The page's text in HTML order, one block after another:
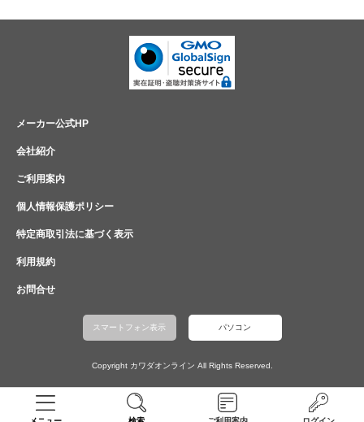
メーカー公式HP
会社紹介
ご利用案内
個人情報保護ポリシー
特定商取引法に基づく表示
利用規約
お問合せ
スマートフォン表示 パソコン
Copyright カワダオンライン All Rights Reserved.